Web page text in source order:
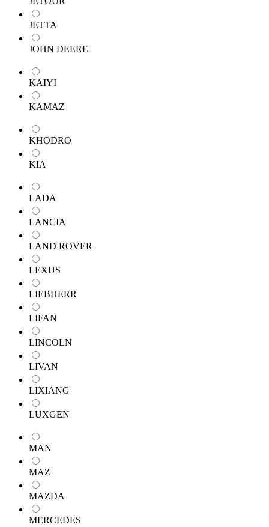
JETTA
JOHN DEERE
KAIYI
KAMAZ
KHODRO
KIA
LADA
LANCIA
LAND ROVER
LEXUS
LIEBHERR
LIFAN
LINCOLN
LIVAN
LIXIANG
LUXGEN
MAN
MAZ
MAZDA
MERCEDES